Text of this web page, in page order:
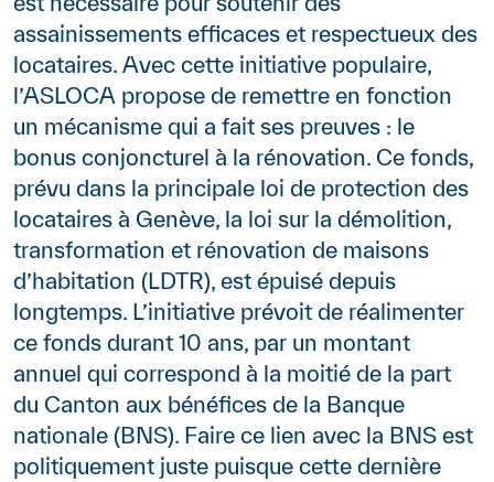
assainissements efficaces et respectueux des
locataires. Avec cette initiative populaire,
l’ASLOCA propose de remettre en fonction
un mécanisme qui a fait ses preuves : le
bonus conjoncturel à la rénovation. Ce fonds,
prévu dans la principale loi de protection des
locataires à Genève, la loi sur la démolition,
transformation et rénovation de maisons
d’habitation (LDTR), est épuisé depuis
longtemps. L’initiative prévoit de réalimenter
ce fonds durant 10 ans, par un montant
annuel qui correspond à la moitié de la part
du Canton aux bénéfices de la Banque
nationale (BNS). Faire ce lien avec la BNS est
politiquement juste puisque cette dernière